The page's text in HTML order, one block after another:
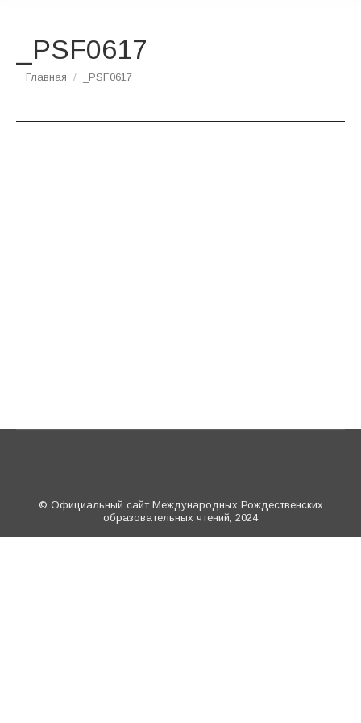
_PSF0617
Вы здесь:
Главная _PSF0617
© Официальный сайт Международных Рождественских
образовательных чтений, 2024